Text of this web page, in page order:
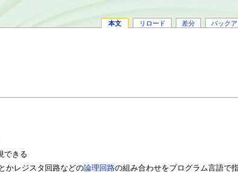
本文 リロード 差分 バック
できる
かレジスタ回路などの論理回路の組み合わせをプログラム言語で